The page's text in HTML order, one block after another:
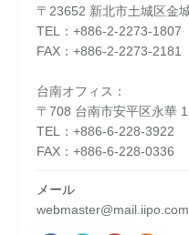
〒23652 新北市土城区金
TEL：+886-2-2273-1807
FAX：+886-2-2273-2181
台南オフィス：
〒708 台南市安平区永華
TEL：+886-6-228-3922
FAX：+886-6-228-0336
メール